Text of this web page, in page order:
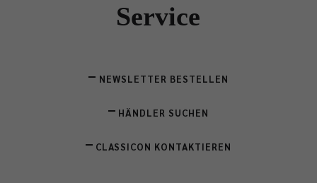
Service
NEWSLETTER BESTELLEN
HÄNDLER SUCHEN
CLASSICON KONTAKTIEREN